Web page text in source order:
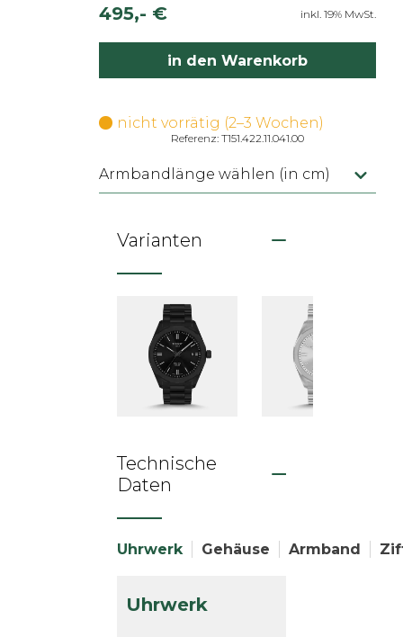
495,- € inkl. 19% MwSt.
in den Warenkorb
nicht vorrätig (2–3 Wochen)
Referenz: T151.422.11.041.00
Armbandlänge wählen (in cm)
Varianten
Technische
Daten
Uhrwerk Gehäuse Armband
Uhrwerk